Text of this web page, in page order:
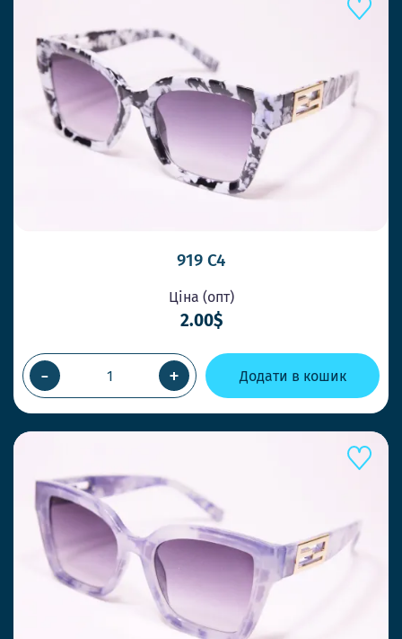
919 C4
Ціна (опт)
2.00$
- + Додати в кошик